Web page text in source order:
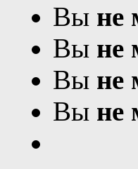
Вы не
Вы не
Вы не
Вы не